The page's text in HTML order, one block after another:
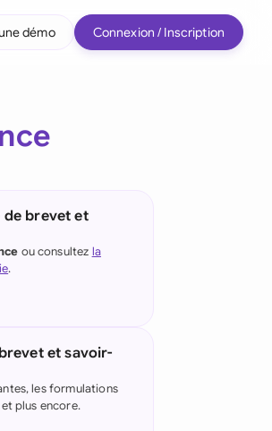
démo Connexion / Inscription
de brevet et
ou consultez la
.
et savoir-
les formulations
plus encore.